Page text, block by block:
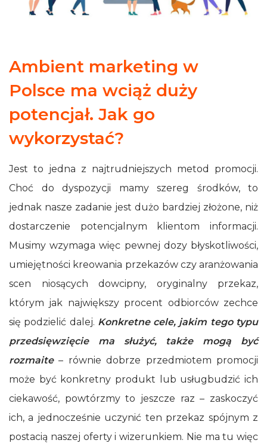
Ambient marketing w
Polsce ma wciąż duży
potencjał. Jak go
wykorzystać?
Jest to jedna z najtrudniejszych metod promocji.
Choć do dyspozycji mamy szereg środków, to
jednak nasze zadanie jest dużo bardziej złożone, niż
dostarczenie potencjalnym klientom informacji.
Musimy wzymaga więc pewnej dozy błyskotliwości,
umiejętności kreowania przekazów czy aranżowania
scen niosących dowcipny, oryginalny przekaz,
którym jak największy procent odbiorców zechce
się podzielić dalej. Konkretne cele, jakim tego typu
przedsięwzięcie ma służyć, także mogą być
rozmaite– równie dobrze przedmiotem promocji
może być konkretny produkt lub usługbudzić ich
ciekawość, powtórzmy to jeszcze raz – zaskoczyć
ich, a jednocześnie uczynić ten przekaz spójnym z
postacią naszej oferty i wizerunkiem. Nie ma tu więc